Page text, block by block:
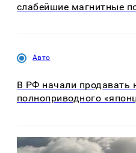
слабейшие магнитные
Авто
В РФ начали продавать
полноприводного